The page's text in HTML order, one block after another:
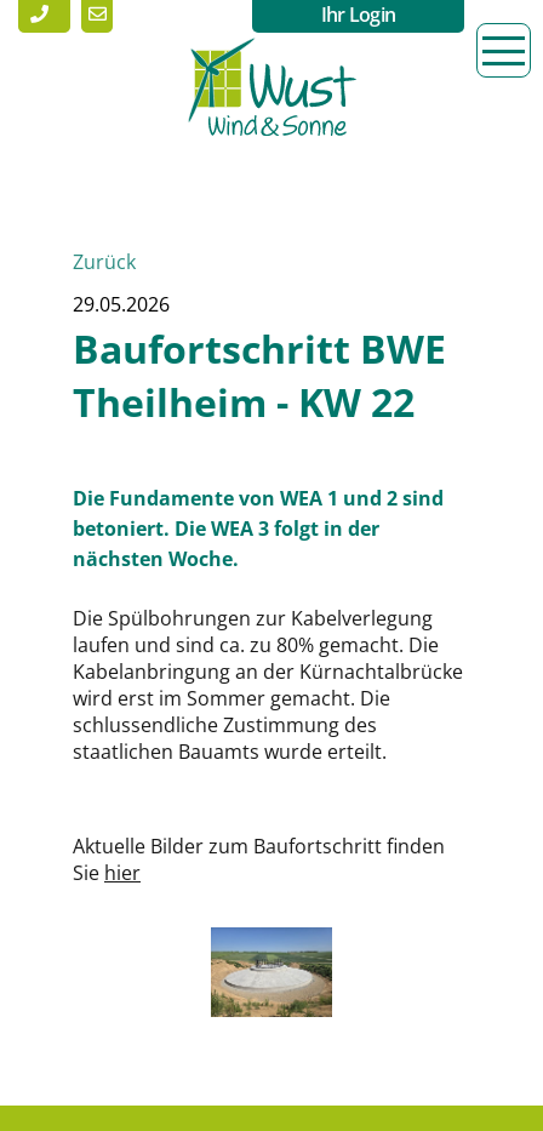
Ihr Login
Zurück
29.05.2026
Baufortschritt BWE
Theilheim - KW 22
Die Fundamente von WEA 1 und 2 sind
betoniert. Die WEA 3 folgt in der
nächsten Woche.
Die Spülbohrungen zur Kabelverlegung
laufen und sind ca. zu 80% gemacht. Die
Kabelanbringung an der Kürnachtalbrücke
wird erst im Sommer gemacht. Die
schlussendliche Zustimmung des
staatlichen Bauamts wurde erteilt.
Aktuelle Bilder zum Baufortschritt finden
Sie hier